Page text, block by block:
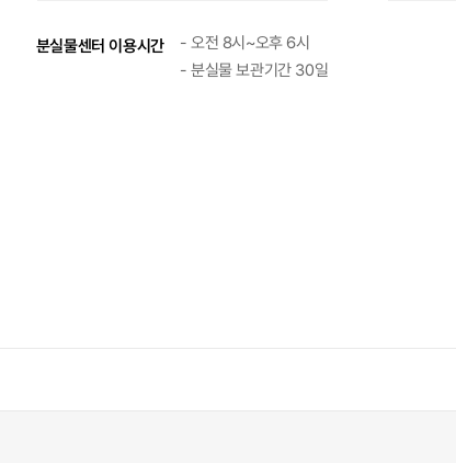
분실물센터 이용시간
- 오전 8시~오후 6시
- 분실물 보관기간 30일